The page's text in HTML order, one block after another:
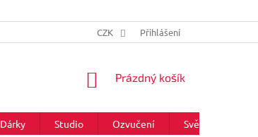
CZK Přihlášení
NÁKUPNÍ
Prázdný košík
Dárky Studio Ozvučení Světla